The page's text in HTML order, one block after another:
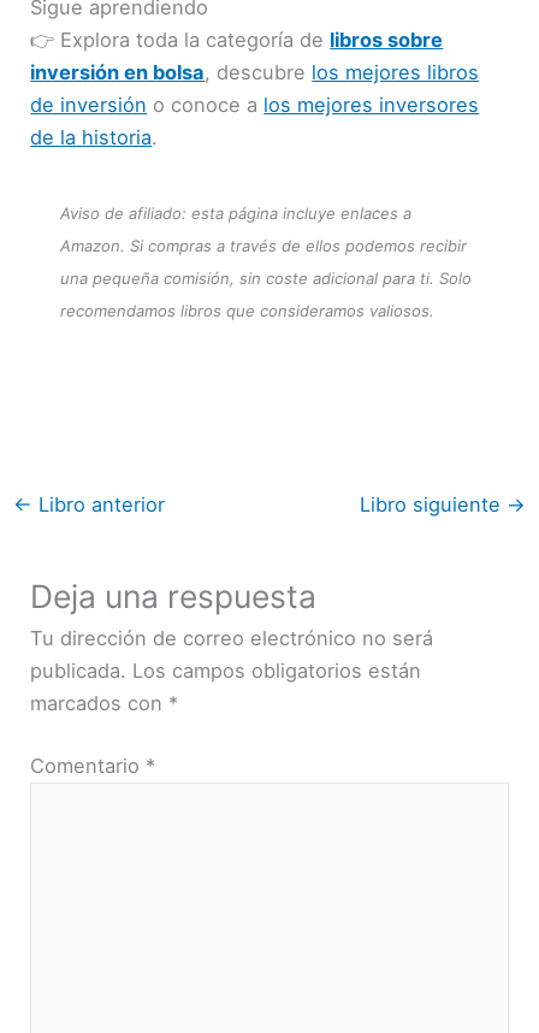
Sigue aprendiendo
👉 Explora toda la categoría de libros sobre
inversión en bolsa, descubre los mejores libros
de inversión o conoce a los mejores inversores
de la historia.
Aviso de afiliado: esta página incluye enlaces a
Amazon. Si compras a través de ellos podemos recibir
una pequeña comisión, sin coste adicional para ti. Solo
recomendamos libros que consideramos valiosos.
← Libro anterior Libro siguiente →
Deja una respuesta
Tu dirección de correo electrónico no será
publicada. Los campos obligatorios están
marcados con *
Comentario *